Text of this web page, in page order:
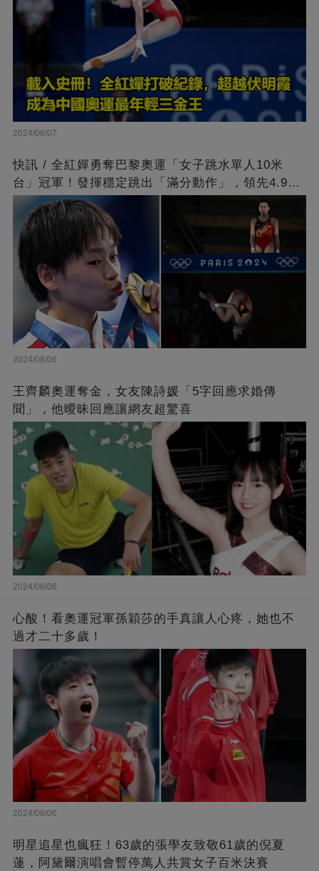
2024/08/07
快訊 / 全紅嬋勇奪巴黎奧運「女子跳水單人10米
台」冠軍！發揮穩定跳出「滿分動作」，領先4.9分
擊敗陳芋汐
2024/08/06
王齊麟奧運奪金，女友陳詩媛「5字回應求婚傳
聞」，他曖昧回應讓網友超驚喜
2024/08/06
心酸！看奧運冠軍孫穎莎的手真讓人心疼，她也不
過才二十多歲！
2024/08/06
明星追星也瘋狂！63歲的張學友致敬61歲的倪夏
蓮，阿黛爾演唱會暫停萬人共賞女子百米決賽